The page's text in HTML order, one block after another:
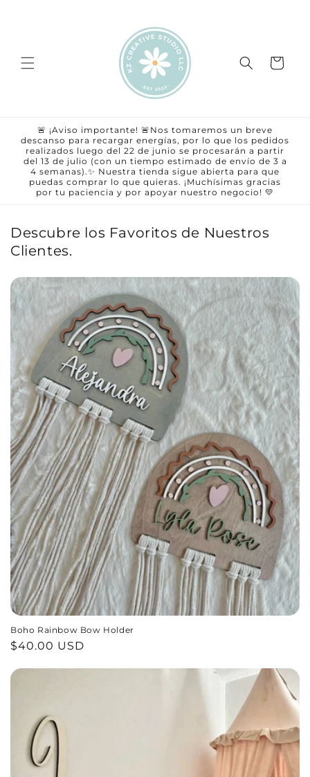
Carrito
🚨 ¡Aviso importante! 🚨Nos tomaremos un breve
descanso para recargar energías, por lo que los pedidos
realizados luego del 22 de junio se procesarán a partir
del 13 de julio (con un tiempo estimado de envío de 3 a
4 semanas).✨ Nuestra tienda sigue abierta para que
puedas comprar lo que quieras. ¡Muchísimas gracias
por tu paciencia y por apoyar nuestro negocio! 💛
Descubre los Favoritos de Nuestros
Clientes.
Boho Rainbow Bow Holder
Precio
$40.00 USD